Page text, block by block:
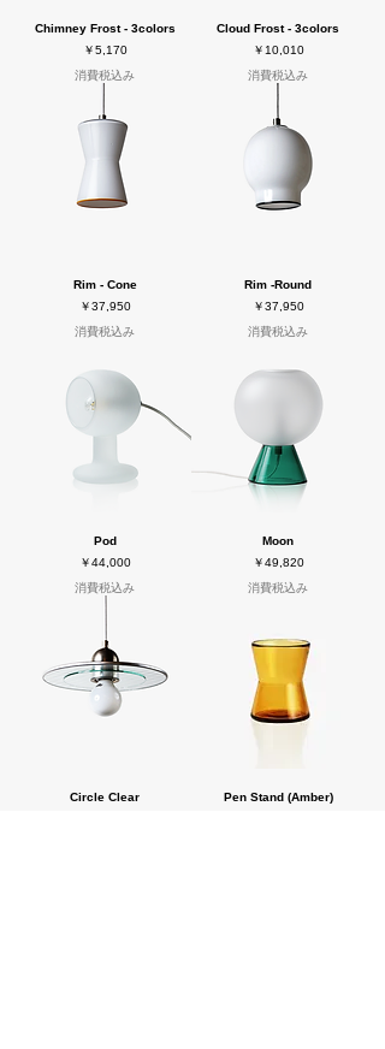
Chimney Frost - 3colors
価格
￥5,170
消費税込み
Cloud Frost - 3colors
価格
￥10,010
消費税込み
Rim - Cone
価格
￥37,950
消費税込み
Rim -Round
価格
￥37,950
消費税込み
Pod
価格
￥44,000
消費税込み
Moon
価格
￥49,820
消費税込み
Circle Clear
Pen Stand (Amber)